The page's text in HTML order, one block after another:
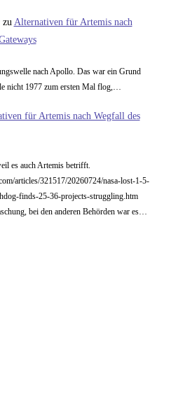
zu Alternativen für Artemis nach
nach Apollo. Das war ein Grund
nicht 1977 zum ersten Mal flog,…
für Artemis nach Wegfall des
es auch Artemis betrifft.
articles/321517/20260724/nasa-lost-1-5-
finds-25-36-projects-struggling.htm
bei den anderen Behörden war es…